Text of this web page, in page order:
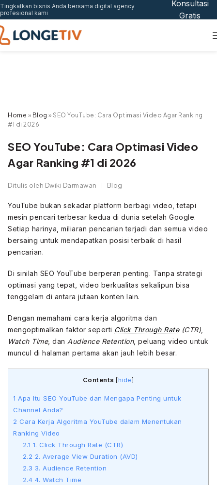
Tingkatkan bisnis Anda bersama digital agency
profesional kami
Konsultasi
Gratis
Home » Blog » SEO YouTube: Cara Optimasi Video Agar Ranking
#1 di 2026
SEO YouTube: Cara Optimasi Video
Agar Ranking #1 di 2026
Ditulis oleh Dwiki Darmawan Blog
YouTube bukan sekadar platform berbagi video, tetapi
mesin pencari terbesar kedua di dunia setelah Google.
Setiap harinya, miliaran pencarian terjadi dan semua video
bersaing untuk mendapatkan posisi terbaik di hasil
pencarian.
Di sinilah SEO YouTube berperan penting. Tanpa strategi
optimasi yang tepat, video berkualitas sekalipun bisa
tenggelam di antara jutaan konten lain.
Dengan memahami cara kerja algoritma dan
mengoptimalkan faktor seperti Click Through Rate(CTR)
Watch Time, dan Audience Retention, peluang video untuk
muncul di halaman pertama akan jauh lebih besar.
Contents [hide]
1 Apa Itu SEO YouTube dan Mengapa Penting untuk
Channel Anda?
2 Cara Kerja Algoritma YouTube dalam Menentukan
Ranking Video
2.1 1. Click Through Rate (CTR)
2.2 2. Average View Duration (AVD)
2.3 3. Audience Retention
2.4 4. Watch Time